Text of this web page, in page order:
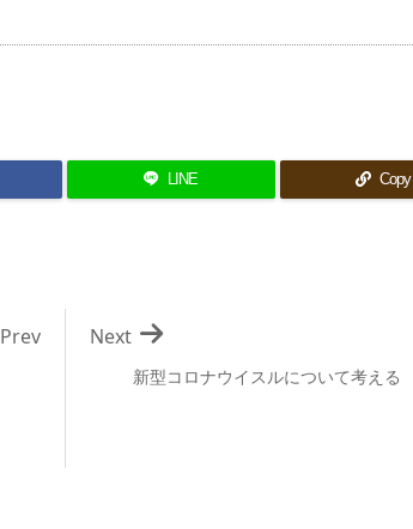
LINE Copy
新型コロナウイスルについて考える
Next
Prev